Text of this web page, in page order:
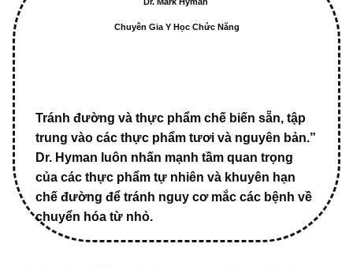
Chuyên Gia Y Học Chức Năng
Tránh đường và thực phẩm chế biến sẵn, tập
trung vào các thực phẩm tươi và nguyên bản.”
Dr. Hyman luôn nhấn mạnh tầm quan trọng
của các thực phẩm tự nhiên và khuyên hạn
chế đường để tránh nguy cơ mắc các bệnh về
chuyển hóa từ nhỏ.